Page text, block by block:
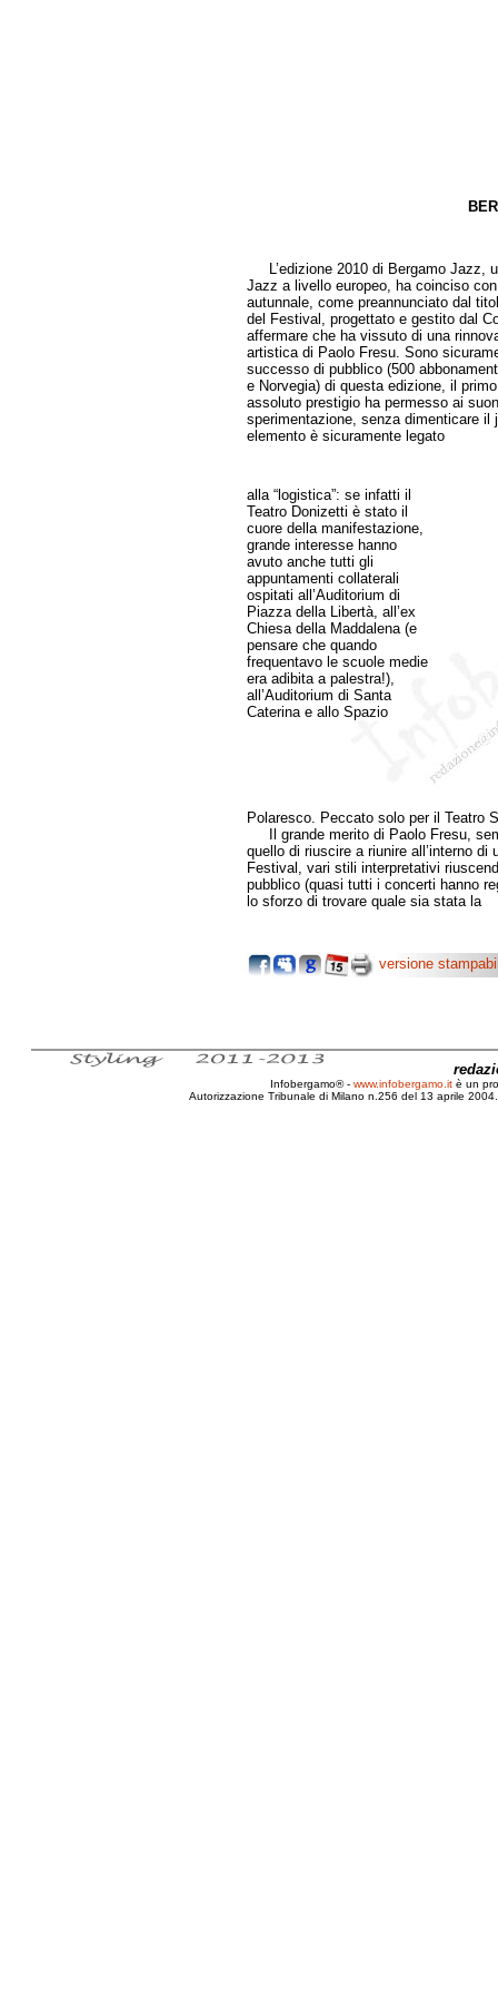
L’edizione 2010 di Bergamo Jazz,
Jazz a livello europeo, ha coinciso
autunnale, come preannunciato dal
del Festival, progettato e gestito dal
affermare che ha vissuto di una
artistica di Paolo Fresu. Sono
successo di pubblico (500
e Norvegia) di questa edizione, il
assoluto prestigio ha permesso ai
sperimentazione, senza dimenticare
elemento è sicuramente legato
alla “logistica”: se infatti il
Teatro Donizetti è stato il
cuore della manifestazione,
grande interesse hanno
avuto anche tutti gli
appuntamenti collaterali
ospitati all’Auditorium di
Piazza della Libertà, all’ex
Chiesa della Maddalena (e
pensare che quando
frequentavo le scuole medie
era adibita a palestra!),
all’Auditorium di Santa
Caterina e allo Spazio
Polaresco. Peccato solo per il Teatro
Il grande merito di Paolo Fresu,
quello di riuscire a riunire all’interno
Festival, vari stili interpretativi
pubblico (quasi tutti i concerti hanno
lo sforzo di trovare quale sia stata la
versione
Infobergamo® - www.infobergamo.it è un
Autorizzazione Tribunale di Milano n.256 del 13 aprile